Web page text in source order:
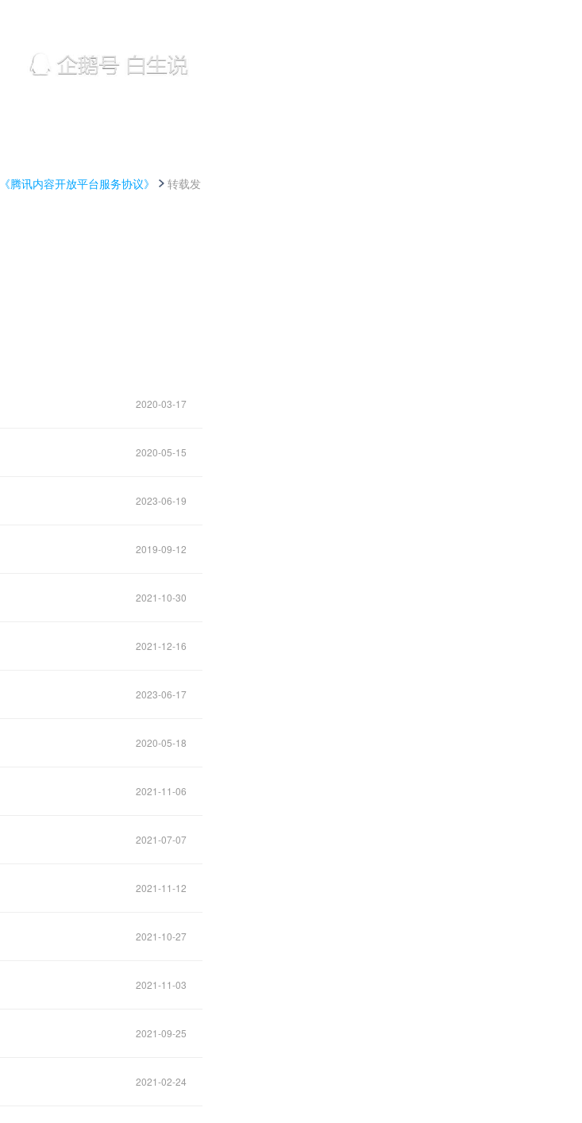
《腾讯内容开放平台服务协议》
转载发
2020-03-17
2020-05-15
2023-06-19
2019-09-12
2021-10-30
2021-12-16
2023-06-17
2020-05-18
2021-11-06
2021-07-07
2021-11-12
2021-10-27
2021-11-03
2021-09-25
2021-02-24